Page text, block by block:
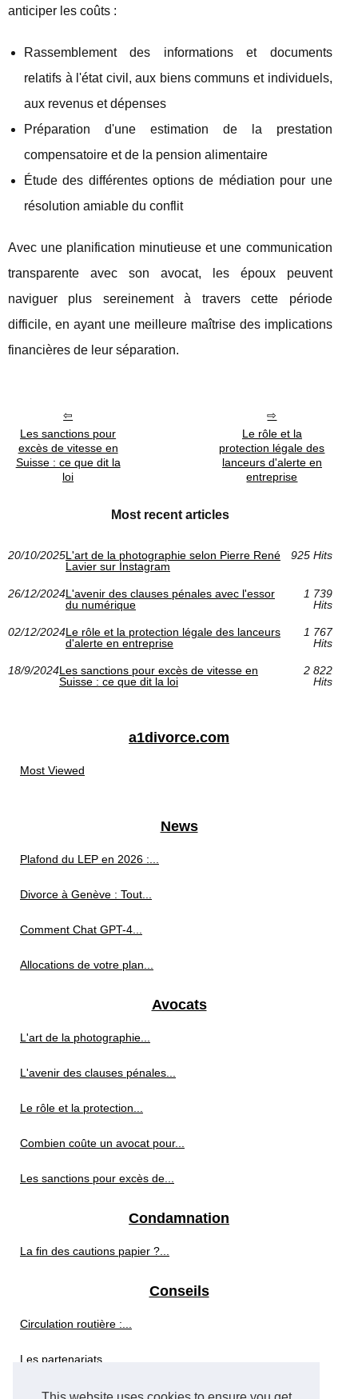
anticiper les coûts :
Rassemblement des informations et documents
relatifs à l'état civil, aux biens communs et individuels,
aux revenus et dépenses
Préparation d'une estimation de la prestation
compensatoire et de la pension alimentaire
Étude des différentes options de médiation pour une
résolution amiable du conflit
Avec une planification minutieuse et une communication
transparente avec son avocat, les époux peuvent
naviguer plus sereinement à travers cette période
difficile, en ayant une meilleure maîtrise des implications
financières de leur séparation.
Les sanctions pour
excès de vitesse en
Suisse : ce que dit la
loi
Le rôle et la
protection légale des
lanceurs d'alerte en
entreprise
Most recent articles
20/10/2025L'art de la photographie selon Pierre René
Lavier sur Instagram
925 Hits
26/12/2024L'avenir des clauses pénales avec l'essor
du numérique
1 739
Hits
02/12/2024Le rôle et la protection légale des lanceurs
d'alerte en entreprise
1 767
Hits
18/9/2024Les sanctions pour excès de vitesse en
Suisse : ce que dit la loi
2 822
Hits
a1divorce.com
Most Viewed
News
Plafond du LEP en 2026 :...
Divorce à Genève : Tout...
Comment Chat GPT-4...
Allocations de votre plan...
Avocats
L'art de la photographie...
L'avenir des clauses pénales...
Le rôle et la protection...
Combien coûte un avocat pour...
Les sanctions pour excès de...
Condamnation
La fin des cautions papier ?...
Conseils
Circulation routière :...
Les partenariats...